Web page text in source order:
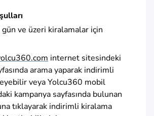
ve üzeri kiralamalar için
internet sitesindeki
arama yaparak indirimli
veya Yolcu360 mobil
kampanya sayfasında bulunan
tıklayarak indirimli kiralama